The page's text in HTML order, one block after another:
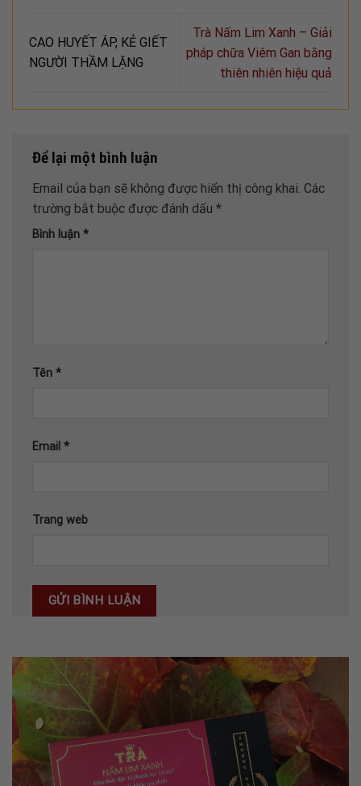
CAO HUYẾT ÁP, KẺ GIẾT
NGƯỜI THẦM LẶNG
Trà Nấm Lim Xanh – Giải
pháp chữa Viêm Gan bằng
thiên nhiên hiệu quả
Để lại một bình luận
Email của bạn sẽ không được hiển thị công khai. Các
trường bắt buộc được đánh dấu *
Bình luận *
Tên *
Email *
Trang web